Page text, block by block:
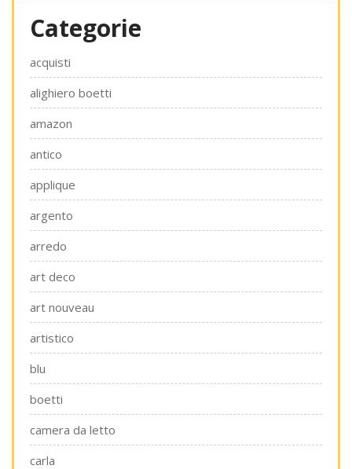
Categorie
acquisti
alighiero boetti
amazon
antico
applique
argento
arredo
art deco
art nouveau
artistico
blu
boetti
camera da letto
carla